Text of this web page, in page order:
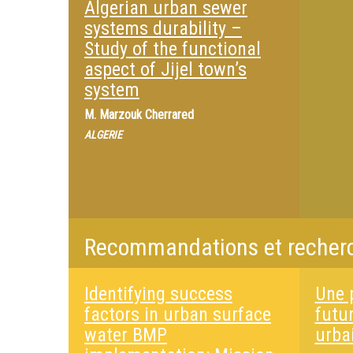
Algerian urban sewer
systems durability –
Study of the functional
aspect of Jijel town’s
system
M. Marzouk Cherrared
ALGERIE
Recommandations et
Identifying success
factors in urban surface
water BMP
Une